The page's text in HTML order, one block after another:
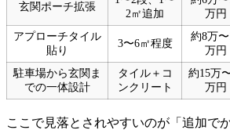
玄関ポーチ拡張
2㎡追加
万円
アプローチタイル
貼り
3〜6㎡程度
約8万
万円
駐車場から玄関ま
での一体設計
タイル＋コ
ンクリート
約15万
万円
ここで見落とされやすいのが「追加で